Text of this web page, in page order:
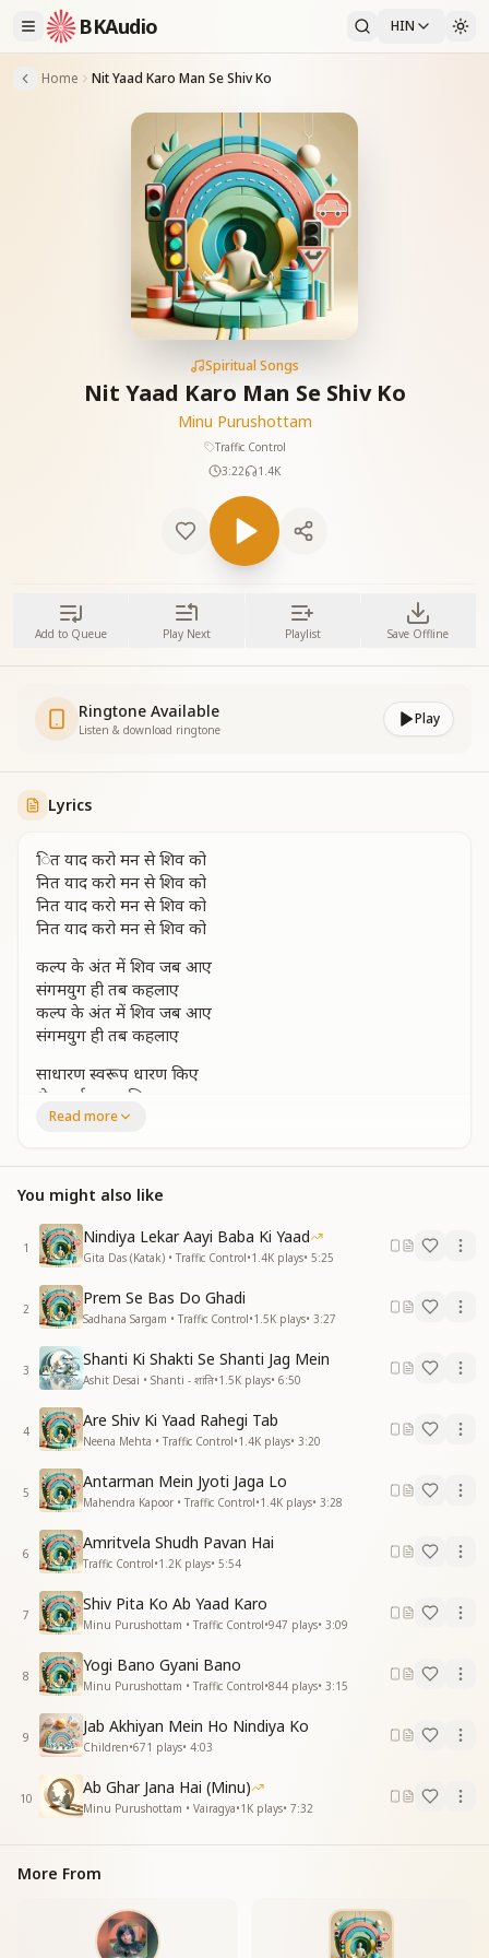
BKAudio HIN
Home Nit Yaad Karo Man Se Shiv Ko
Spiritual Songs
Nit Yaad Karo Man Se Shiv Ko
Minu Purushottam
Traffic Control
3:22
1.4K
Add to Queue Play Next Playlist Save Offline
Ringtone Available
Listen & download ringtone
Play
Lyrics
ित याद करो मन से शिव को
नित याद करो मन से शिव को
नित याद करो मन से शिव को
नित याद करो मन से शिव को
कल्प के अंत में शिव जब आए
संगमयुग ही तब कहलाए
कल्प के अंत में शिव जब आए
संगमयुग ही तब कहलाए
साधारण स्वरूप धारण किए
श्रेष्ठ कर्म करना सिखलाए
साधारण स्वरूप धारण किए
सुख शांति पवित्रता दे तुम को
नित याद करो मन से शिव को
शिव बाबा अलभ्य नहीं तुमको
सद्गुण प्रदान किए तुम को
शिव बाबा अलभ्य नहीं तुमको
सद्गुण प्रदान किए तुम को
मन दर्शन सुलभ शुद्ध करो
निज आतम में तेज प्रकाश भरो
अब दिव्य करो निज जीवन को
नित याद करो मन से शिव को
अब दिव्य करो निज जीवन को
अब दिव्य करो निज जीवन को
अब दिव्य करो निज जीवन को
अब दिव्य करो निज जीवन को
—--------------------------------------------
Read more
You might also like
1
Nindiya Lekar Aayi Baba Ki Yaad
Gita Das (Katak) • Traffic Control•1.4K plays• 5:25
2
Prem Se Bas Do Ghadi
Sadhana Sargam • Traffic Control•1.5K plays• 3:27
3
Shanti Ki Shakti Se Shanti Jag Mein
Ashit Desai • Shanti - शांति•1.5K plays• 6:50
4
Are Shiv Ki Yaad Rahegi Tab
Neena Mehta • Traffic Control•1.4K plays• 3:20
5
Antarman Mein Jyoti Jaga Lo
Mahendra Kapoor • Traffic Control•1.4K plays• 3:28
6
Amritvela Shudh Pavan Hai
Traffic Control•1.2K plays• 5:54
7
Shiv Pita Ko Ab Yaad Karo
Minu Purushottam • Traffic Control•947 plays• 3:09
8
Yogi Bano Gyani Bano
Minu Purushottam • Traffic Control•844 plays• 3:15
9
Jab Akhiyan Mein Ho Nindiya Ko
Children•671 plays• 4:03
10
Ab Ghar Jana Hai (Minu)
Minu Purushottam • Vairagya•1K plays• 7:32
More From